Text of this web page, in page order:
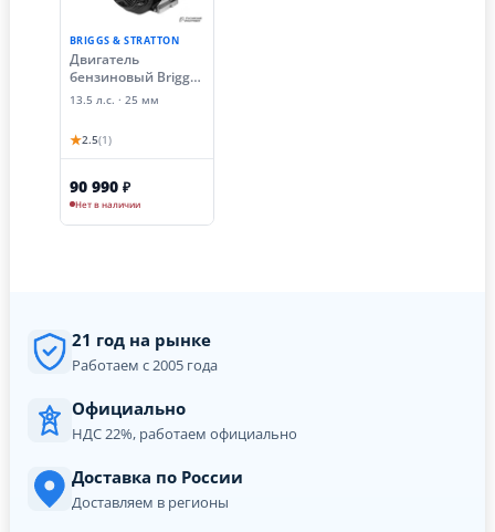
BRIGGS & STRATTON
Двигатель
бензиновый Briggs
& Stratton XR2100E
мм, электростартер,
катушка освещения
10А)
13.5 л.с. · 25 мм
★2.5(1)
90 990 ₽
Нет в наличии
21 год на рынке
Работаем с 2005 года
Официально
НДС 22%, работаем официально
Доставка по России
Доставляем в регионы